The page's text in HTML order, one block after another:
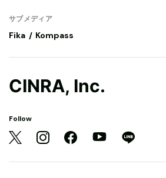
サブメディア
Fika Kompass
CINRA, Inc.
Follow